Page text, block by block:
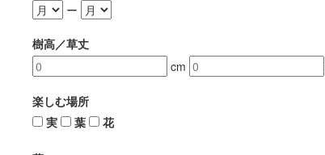
ー
樹高／草丈
cm
楽しむ場所
実
葉 花